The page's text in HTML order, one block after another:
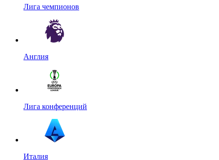
Лига чемпионов
Англия
Лига конференций
Италия